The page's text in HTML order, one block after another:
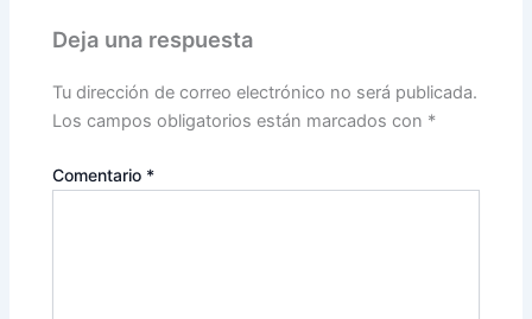
Deja una respuesta
Tu dirección de correo electrónico no será publicada.
Los campos obligatorios están marcados con *
Comentario *